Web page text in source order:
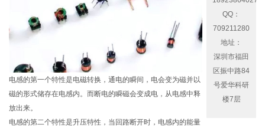
电感的第一个特性是电磁转换，通电的瞬间，电会变为磁并以
磁的形式储存在电感内。而断电的瞬磁会变成电，从电感中释
放出来。
电感的第二个特性是升压特性，当回路断开时，电感内的能量
QQ：
709211280
地址：
深圳市福田
区振中路84
号爱华科研
楼7层